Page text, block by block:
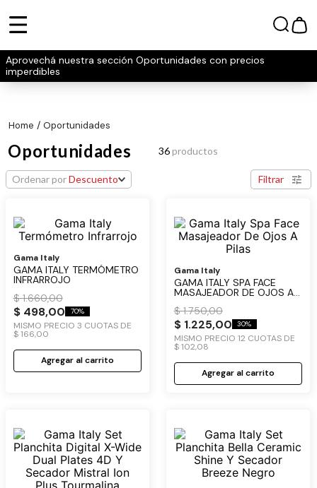
Aprovechá nuestra sección Oportunidades con precios
imperdibles
oportunidades
Oportunidades 36productos
Ordenar porDescuento Filtrar
Gama Italy
GAMA ITALY TERMÓMETRO
INFRARROJO
$ 1.660,00
$ 498,00 70%
MISMO PRECIO 3 CUOTAS DE
$ 166,00
Agregar al carrito
Gama Italy
GAMA ITALY SPA FACE
MASAJEADOR DE OJOS A
$ 1.750,00
$ 1.225,00 30%
MISMO PRECIO 12 CUOTAS DE
$ 102,08
Agregar al carrito